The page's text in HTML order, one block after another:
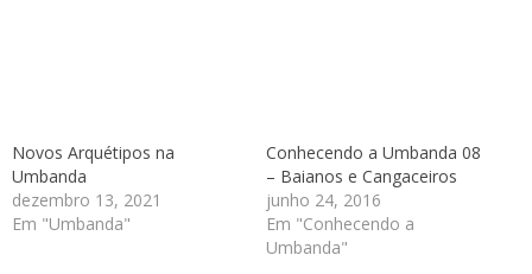
Novos Arquétipos na
Umbanda
dezembro 13, 2021
Em "Umbanda"
Conhecendo a Umbanda 08
– Baianos e Cangaceiros
junho 24, 2016
Em "Conhecendo a
Umbanda"